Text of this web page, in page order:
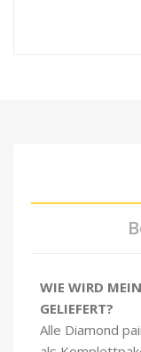
WIE WIRD
GELIEFERT?
Alle Diamond